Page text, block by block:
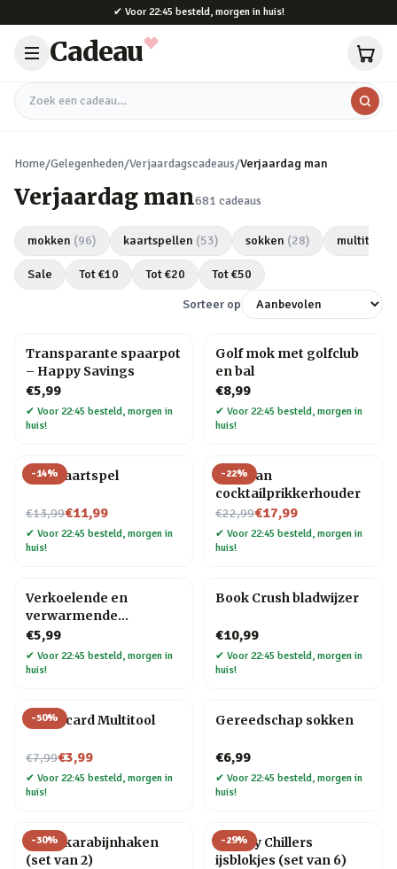
✔ Voor 22:45 besteld, morgen in huis!
Cadeau
Zoek een cadeau
Home/Gelegenheden/Verjaardagscadeaus/Verjaardag man
Verjaardag man681 cadeaus
mokken (96) kaartspellen (53) sokken (28) multitools
Sale Tot €10 Tot €20 Tot €50
Sorteer op
Transparante spaarpot
– Happy Savings
€5,99
✔ Voor 22:45 besteld, morgen in
huis!
Golf mok met golfclub
en bal
€8,99
✔ Voor 22:45 besteld, morgen in
huis!
-14%
Bier kaartspel
€13,99
Nu voor€11,99
✔ Voor 22:45 besteld, morgen in
huis!
-22%
Pelikaan
cocktailprikkerhouder
€22,99
Nu voor€17,99
✔ Voor 22:45 besteld, morgen in
huis!
Verkoelende en
verwarmende
hoofdband
€5,99
✔ Voor 22:45 besteld, morgen in
huis!
Book Crush bladwijzer
€10,99
✔ Voor 22:45 besteld, morgen in
huis!
-50%
Creditcard Multitool
€7,99
Nu voor€3,99
✔ Voor 22:45 besteld, morgen in
huis!
Gereedschap sokken
€6,99
✔ Voor 22:45 besteld, morgen in
huis!
-30%
Hond karabijnhaken
(set van 2)
-29%
Whisky Chillers
ijsblokjes (set van 6)